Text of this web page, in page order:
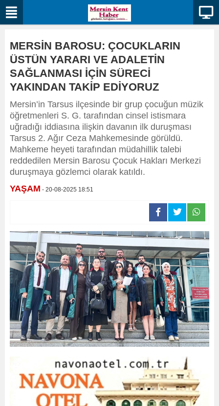
MERSİN BAROSU: ÇOCUKLARIN
ÜSTÜN YARARI VE ADALETİN
SAĞLANMASI İÇİN SÜRECİ
YAKINDAN TAKİP EDİYORUZ
Mersin’in Tarsus ilçesinde bir grup çocuğun müzik
öğretmenleri S. G. tarafından cinsel istismara
uğradığı iddiasına ilişkin davanın ilk duruşması
Tarsus 2. Ağır Ceza Mahkemesinde görüldü.
Mahkeme heyeti tarafından müdahillik talebi
reddedilen Mersin Barosu Çocuk Hakları Merkezi
duruşmaya gözlemci olarak katıldı.
YAŞAM - 20-08-2025 18:51